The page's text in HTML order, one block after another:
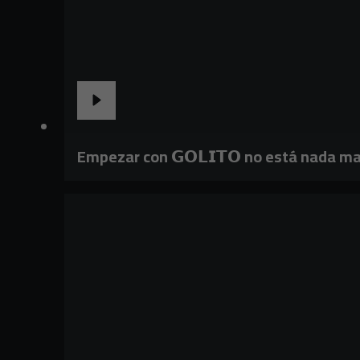
Empezar con 𝗚𝗢𝗟𝗜𝗧𝗢 no está nada